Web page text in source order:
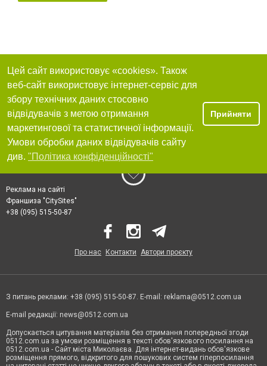
Цей сайт використовує «cookies». Також
веб-сайт використовує інтернет-сервіс для
збору технічних даних стосовно
відвідувачів з метою отримання
маркетингової та статистичної інформації.
Умови обробки даних відвідувачів сайту
див. "Політика конфіденційності"
Прийняти
Реклама на сайті
Франшиза "CitySites"
+38 (095) 515-50-87
Про нас Контакти Автори проєкту
З питань реклами: +38 (095) 515-50-87. E-mail: reklama@0512.com.ua
E-mail редакції: news@0512.com.ua
Допускається цитування матеріалів без отримання попередньої згоди
0512.com.ua за умови розміщення в тексті обов'язкового посилання на
0512.com.ua - Сайт міста Миколаєва. Для інтернет-видань обов'язкове
розміщення прямого, відкритого для пошукових систем гіперпосилання